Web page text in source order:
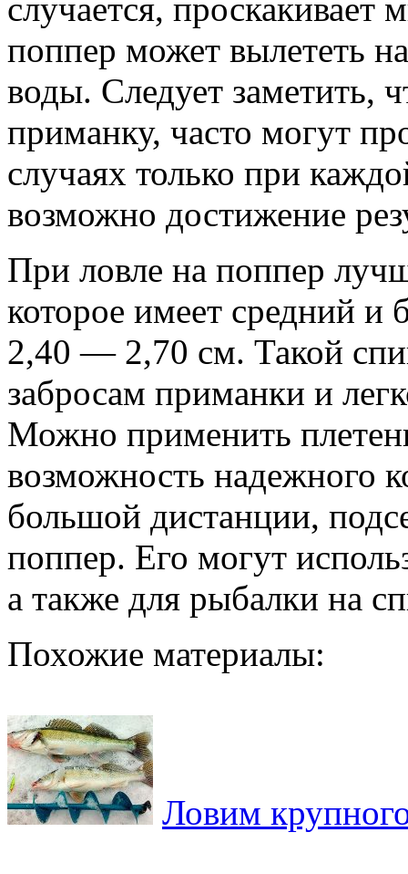
случается, проскакивает
поппер может вылететь
воды. Следует заметить,
приманку, часто могут
случаях только при
возможно достижение
При ловле на поппер
которое имеет средний
2,40 — 2,70 см. Такой
забросам приманки и
Можно применить
возможность надежного
большой дистанции,
поппер. Его могут
а также для рыбалки на
Похожие материалы:
Ловим